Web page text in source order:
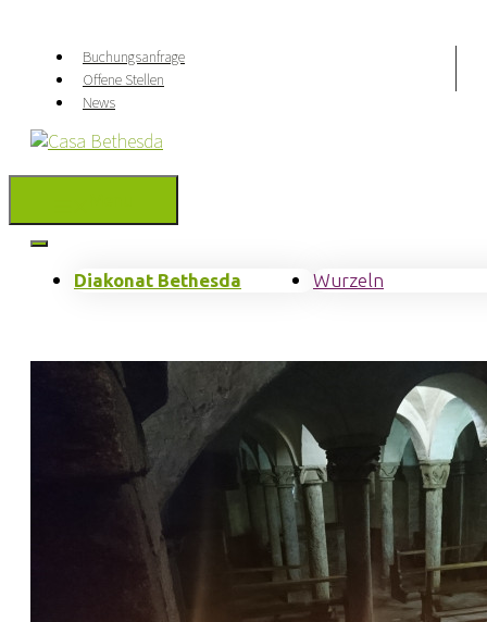
Buchungsanfrage
Offene Stellen
News
Diakonat Bethesda Wurzeln